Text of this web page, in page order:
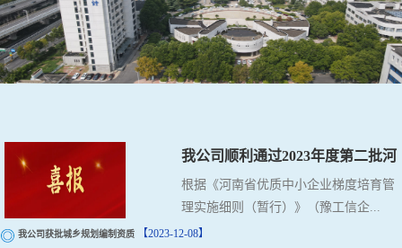
我公司顺利通过2023年度第二批河
南省专精特新中...
根据《河南省优质中小企业梯度培育管
理实施细则（暂行）》（豫工信企...
我公司获批城乡规划编制资质 【2023-12-08】